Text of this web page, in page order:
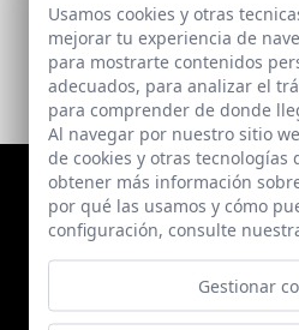
Usamos cookies y otras
mejorar tu experiencia de
para mostrarte contenidos
adecuados, para analizar el
para comprender de donde
Al navegar por nuestro sitio
de cookies y otras tecnologías
obtener más información
por qué las usamos y cómo
configuración, consulte
Gestionar